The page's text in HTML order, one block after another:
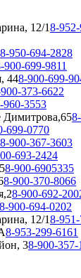
12/18-
8-950-694-2828
900-699-9811
448-900-699-
373-6622
960-3553
Димитрова,65
699-0770
8-900-367-3603
693-2424
8-900-6905335
8-900-370-8066
8-900-692-
8-900-694-0202
12/18-
8-953-299-6161
38-900-357-